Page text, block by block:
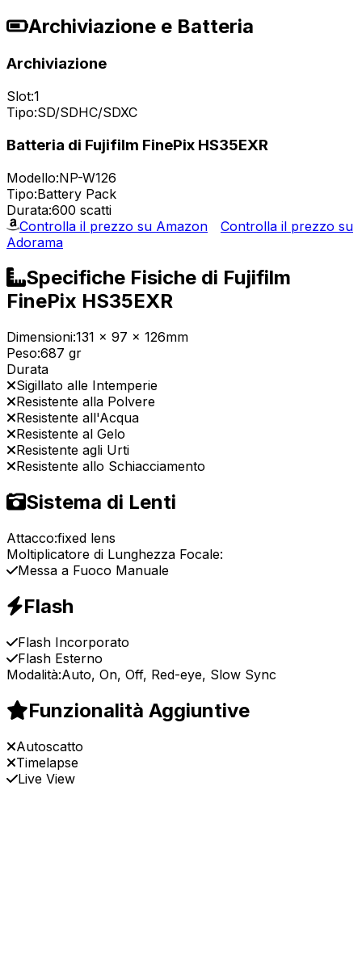
Archiviazione e Batteria
Archiviazione
Slot:1
Tipo:SD/SDHC/SDXC
Batteria di Fujifilm FinePix HS35EXR
Modello:NP-W126
Tipo:Battery Pack
Durata:600 scatti
Controlla il prezzo su Amazon
Controlla il prezzo su
Adorama
Specifiche Fisiche di Fujifilm
FinePix HS35EXR
Dimensioni:131 x 97 x 126mm
Peso:687 gr
Durata
Sigillato alle Intemperie
Resistente alla Polvere
Resistente all'Acqua
Resistente al Gelo
Resistente agli Urti
Resistente allo Schiacciamento
Sistema di Lenti
Attacco:fixed lens
Moltiplicatore di Lunghezza Focale:
Messa a Fuoco Manuale
Flash
Flash Incorporato
Flash Esterno
Modalità:Auto, On, Off, Red-eye, Slow Sync
Funzionalità Aggiuntive
Autoscatto
Timelapse
Live View